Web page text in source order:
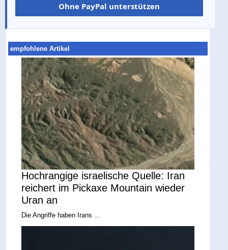
Ohne PayPal unterstützen
empfohlene Artikel
Hochrangige israelische Quelle: Iran
reichert im Pickaxe Mountain wieder
Uran an
Die Angriffe haben Irans ...